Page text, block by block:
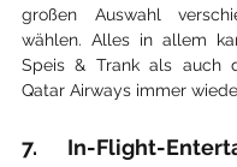
großen Auswahl
wählen. Alles in allem
Speis & Trank als auch
Qatar Airways immer
7. In-Flight-